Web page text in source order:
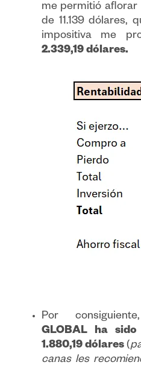
me permitió aflorar
de 11.139 dólares,
impositiva me
2.339,19 dólares.
Por
GLOBAL ha
1.880,19 dólares (
canas les